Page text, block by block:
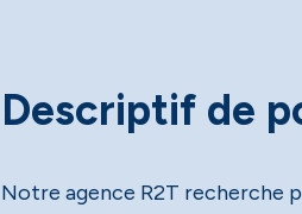
Descriptif de
Notre agence R2T recherche